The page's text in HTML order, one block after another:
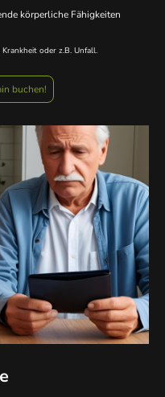
körperliche Fähigkeiten
oder z.B. Unfall.
buchen!